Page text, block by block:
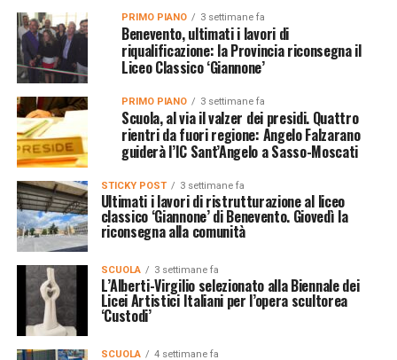
PRIMO PIANO 3 settimane fa
Benevento, ultimati i lavori di
riqualificazione: la Provincia riconsegna il
Liceo Classico ‘Giannone’
PRIMO PIANO 3 settimane fa
Scuola, al via il valzer dei presidi. Quattro
rientri da fuori regione: Angelo Falzarano
guiderà l’IC Sant’Angelo a Sasso-Moscati
STICKY POST 3 settimane fa
Ultimati i lavori di ristrutturazione al liceo
classico ‘Giannone’ di Benevento. Giovedì la
riconsegna alla comunità
SCUOLA 3 settimane fa
L’Alberti-Virgilio selezionato alla Biennale dei
Licei Artistici Italiani per l’opera scultorea
‘Custodi’
SCUOLA 4 settimane fa